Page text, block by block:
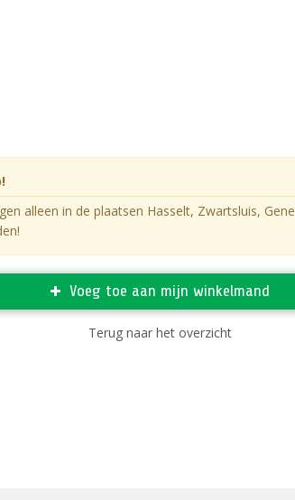
alleen in de plaatsen Hasselt, Zwartsluis,
Voeg toe aan mijn winkelmand
Terug naar het overzicht